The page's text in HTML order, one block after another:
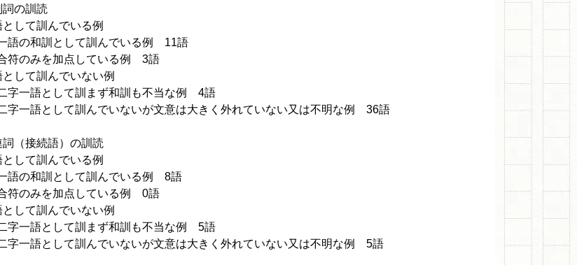
の訓読
して訓んでいる例
訓として訓んでいる例 11語
を加点している例 3語
して訓んでいない例
として訓まず和訓も不当な例 4語
して訓んでいないが文意は大きく外れていない又は不明な例 36語
（接続語）の訓読
して訓んでいる例
訓として訓んでいる例 8語
を加点している例 0語
して訓んでいない例
として訓まず和訓も不当な例 5語
して訓んでいないが文意は大きく外れていない又は不明な例 5語